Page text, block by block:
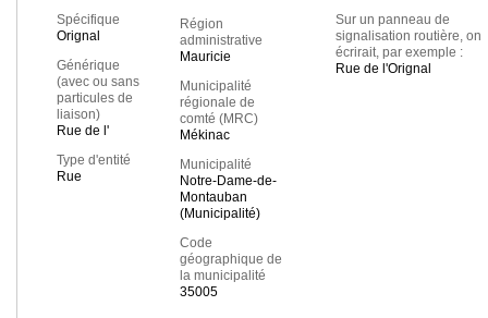
Spécifique
Orignal
Générique
(avec ou sans
particules de
liaison)
Rue de l'
Type d'entité
Rue
Région
administrative
Mauricie
Municipalité
régionale de
comté (MRC)
Mékinac
Municipalité
Notre-Dame-de-
Montauban
(Municipalité)
Code
géographique de
la municipalité
35005
Sur un panneau de
signalisation routière, on
écrirait, par exemple :
Rue de l'Orignal